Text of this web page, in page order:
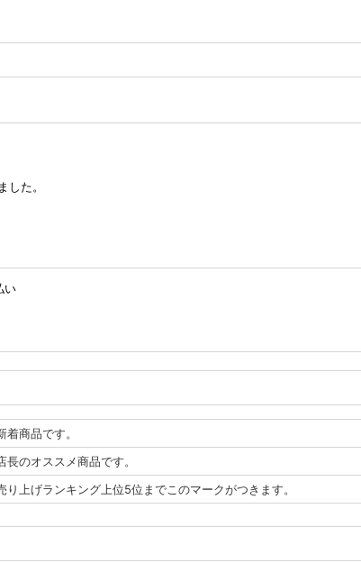
た。
着商品です。
長のオススメ商品です。
り上げランキング上位5位までこのマークがつきます。